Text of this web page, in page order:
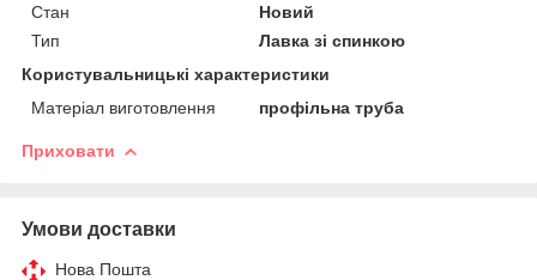
Стан
Новий
Тип
Лавка зі спинкою
Користувальницькі характеристики
Матеріал виготовлення
профільна труба
Приховати
Умови доставки
Нова Пошта